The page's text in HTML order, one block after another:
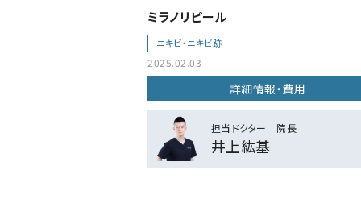
ミラノリピール
ニキビ・ニキビ跡
2025.02.03
詳細情報・費⽤
担当ドクター 院⻑
井上紘基